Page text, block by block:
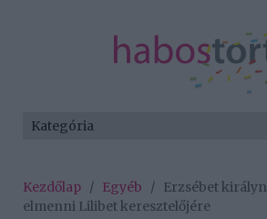
Kezdőlap / Egyéb / Erzsébet
elmenni Lilibet keresztelőjére